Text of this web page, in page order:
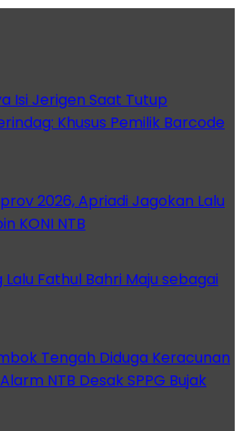
Isi Jerigen Saat Tutup
Khusus Pemilik Barcode
2026, Apriadi Jagokan Lalu
KONI NTB
Lalu Fathul Bahri Maju sebagai
Tengah Diduga Keracunan
NTB Desak SPPG Bujak